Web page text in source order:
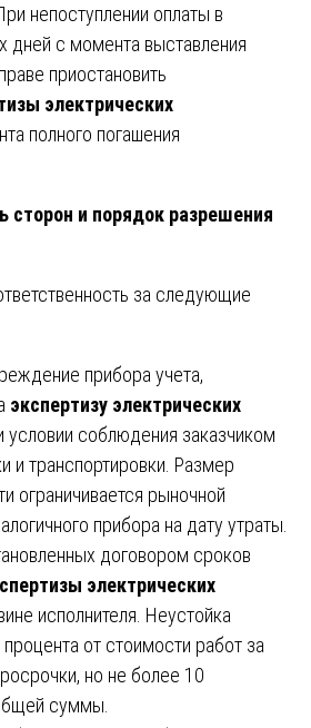
непоступлении оплаты в
дней с момента выставления
приостановить
электрических
полного погашения
сторон и порядок разрешения
за следующие
прибора учета,
экспертизу электрических
условии соблюдения заказчиком
и транспортировки. Размер
ограничивается рыночной
прибора на дату утраты.
договором сроков
электрических
исполнителя. Неустойка
от стоимости работ за
но не более 10
суммы.